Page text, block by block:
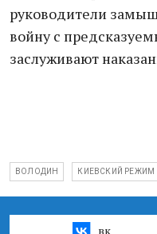
руководители
войну с
заслуживают
ВОЛОДИН КИЕВСКИЙ РЕЖИМ
вк